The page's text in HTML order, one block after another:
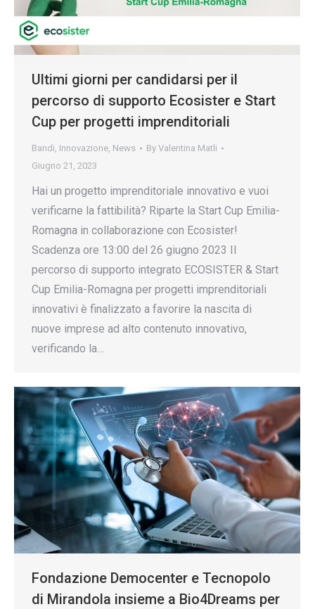
Ultimi giorni per candidarsi per il
percorso di supporto Ecosister e Start
Cup per progetti imprenditoriali
Bandi, Innovazione, News By Valentina Matli
Giugno 21, 2023
Hai un progetto imprenditoriale innovativo e vuoi
verificarne la fattibilità? Riparte la Start Cup Emilia-
Romagna in collaborazione con Ecosister!
Scadenza ore 13:00 del 26 giugno 2023 Il
percorso di supporto integrato ECOSISTER & Start
Cup Emilia-Romagna per progetti imprenditoriali
innovativi è finalizzato a favorire la nascita di
nuove imprese ad alto contenuto innovativo,
verificando la…
Fondazione Democenter e Tecnopolo
di Mirandola insieme a Bio4Dreams per